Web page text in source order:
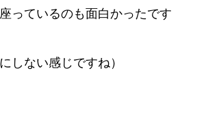
っているのも面白かったです
しない感じですね）